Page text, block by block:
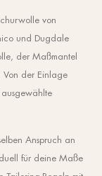
von
und Dugdale
der Maßmantel
Von der Einlage
Anspruch an
für deine Maße